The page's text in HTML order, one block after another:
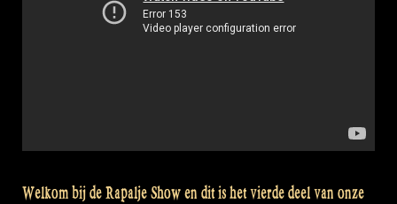
Welkom bij de Rapalje Show en dit is het vierde deel van onze